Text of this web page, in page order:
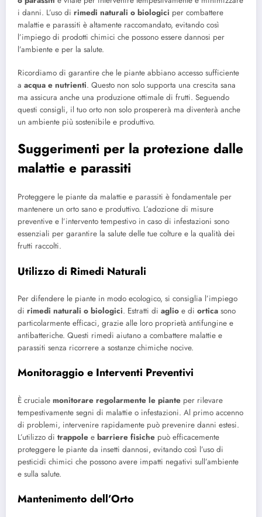
i danni. L’uso di rimedi naturali o biologici per combattere
malattie e parassiti è altamente raccomandato, evitando così
l’impiego di prodotti chimici che possono essere dannosi per
l’ambiente e per la salute.
Ricordiamo di garantire che le piante abbiano accesso sufficiente
a acqua e nutrienti. Questo non solo supporta una crescita sana
ma assicura anche una produzione ottimale di frutti. Seguendo
questi consigli, il tuo orto non solo prospererà ma diventerà anche
un ambiente più sostenibile e produttivo.
Suggerimenti per la protezione dalle
malattie e parassiti
Proteggere le piante da malattie e parassiti è fondamentale per
mantenere un orto sano e produttivo. L’adozione di misure
preventive e l’intervento tempestivo in caso di infestazioni sono
essenziali per garantire la salute delle tue colture e la qualità dei
frutti raccolti.
Utilizzo di Rimedi Naturali
Per difendere le piante in modo ecologico, si consiglia l’impiego
di rimedi naturali o biologici. Estratti di aglio e di ortica sono
particolarmente efficaci, grazie alle loro proprietà antifungine e
antibatteriche. Questi rimedi aiutano a combattere malattie e
parassiti senza ricorrere a sostanze chimiche nocive.
Monitoraggio e Interventi Preventivi
È cruciale monitorare regolarmente le piante per rilevare
tempestivamente segni di malattie o infestazioni. Al primo accenno
di problemi, intervenire rapidamente può prevenire danni estesi.
L’utilizzo di trappole e barriere fisiche può efficacemente
proteggere le piante da insetti dannosi, evitando così l’uso di
pesticidi chimici che possono avere impatti negativi sull’ambiente
e sulla salute.
Mantenimento dell’Orto